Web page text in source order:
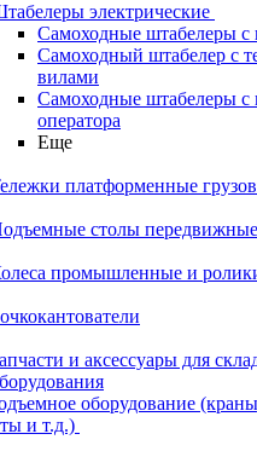
электрические
Самоходные штабелеры с
Самоходный штабелер с
вилами
Самоходные штабелеры с
оператора
Еще
платформенные
столы
промышленные и
и аксессуары для
оборудование
и т.д.)